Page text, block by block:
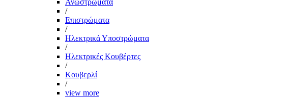
Ανωστρώματα
/
Επιστρώματα
/
Ηλεκτρικά Υποστρώματα
/
Ηλεκτρικές Κουβέρτες
/
Κουβερλί
/
view more